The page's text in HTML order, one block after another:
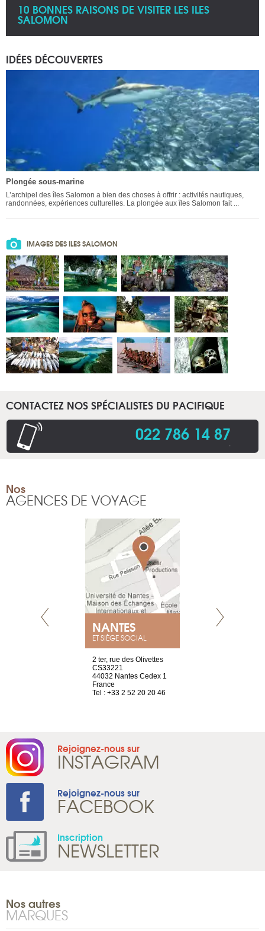
10 BONNES RAISONS DE VISITER LES ILES
SALOMON
IDÉES DÉCOUVERTES
Plongée sous-marine
L’archipel des îles Salomon a bien des choses à offrir : activités nautiques,
randonnées, expériences culturelles. La plongée aux îles Salomon fait ...
IMAGES DES ILES SALOMON
CONTACTEZ NOS SPÉCIALISTES DU PACIFIQUE
022 786 14 87.
Nos
AGENCES DE VOYAGE
NANTES
ET SIÈGE SOCIAL
2 ter, rue des Olivettes
CS33221
44032 Nantes Cedex 1
France
Tel : +33 2 52 20 20 46
Rejoignez-nous sur
INSTAGRAM
Rejoignez-nous sur
FACEBOOK
Inscription
NEWSLETTER
Nos autres
MARQUES